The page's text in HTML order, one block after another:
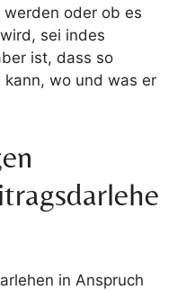
werden oder ob es
sei indes
ist, dass so
wo und was er
in Anspruch